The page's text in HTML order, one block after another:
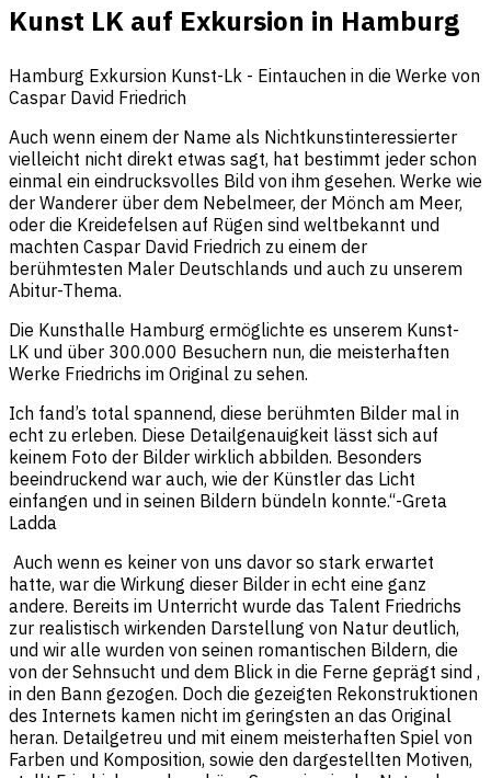
Kunst LK auf Exkursion in Hamburg
Hamburg Exkursion Kunst-Lk - Eintauchen in die Werke von
Caspar David Friedrich
Auch wenn einem der Name als Nichtkunstinteressierter
vielleicht nicht direkt etwas sagt, hat bestimmt jeder schon
einmal ein eindrucksvolles Bild von ihm gesehen. Werke wie
der Wanderer über dem Nebelmeer, der Mönch am Meer,
oder die Kreidefelsen auf Rügen sind weltbekannt und
machten Caspar David Friedrich zu einem der
berühmtesten Maler Deutschlands und auch zu unserem
Abitur-Thema.
Die Kunsthalle Hamburg ermöglichte es unserem Kunst-
LK und über 300.000 Besuchern nun, die meisterhaften
Werke Friedrichs im Original zu sehen.
Ich fand’s total spannend, diese berühmten Bilder mal in
echt zu erleben. Diese Detailgenauigkeit lässt sich auf
keinem Foto der Bilder wirklich abbilden. Besonders
beeindruckend war auch, wie der Künstler das Licht
einfangen und in seinen Bildern bündeln konnte.‘‘-Greta
Ladda
Auch wenn es keiner von uns davor so stark erwartet
hatte, war die Wirkung dieser Bilder in echt eine ganz
andere. Bereits im Unterricht wurde das Talent Friedrichs
zur realistisch wirkenden Darstellung von Natur deutlich,
und wir alle wurden von seinen romantischen Bildern, die
von der Sehnsucht und dem Blick in die Ferne geprägt sind ,
in den Bann gezogen. Doch die gezeigten Rekonstruktionen
des Internets kamen nicht im geringsten an das Original
heran. Detailgetreu und mit einem meisterhaften Spiel von
Farben und Komposition, sowie den dargestellten Motiven,